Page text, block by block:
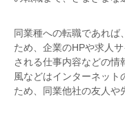
同業種への転職であれば
ため、企業のHPや求人
される仕事内容などの情
風などはインターネッ
ため、同業他社の友人や